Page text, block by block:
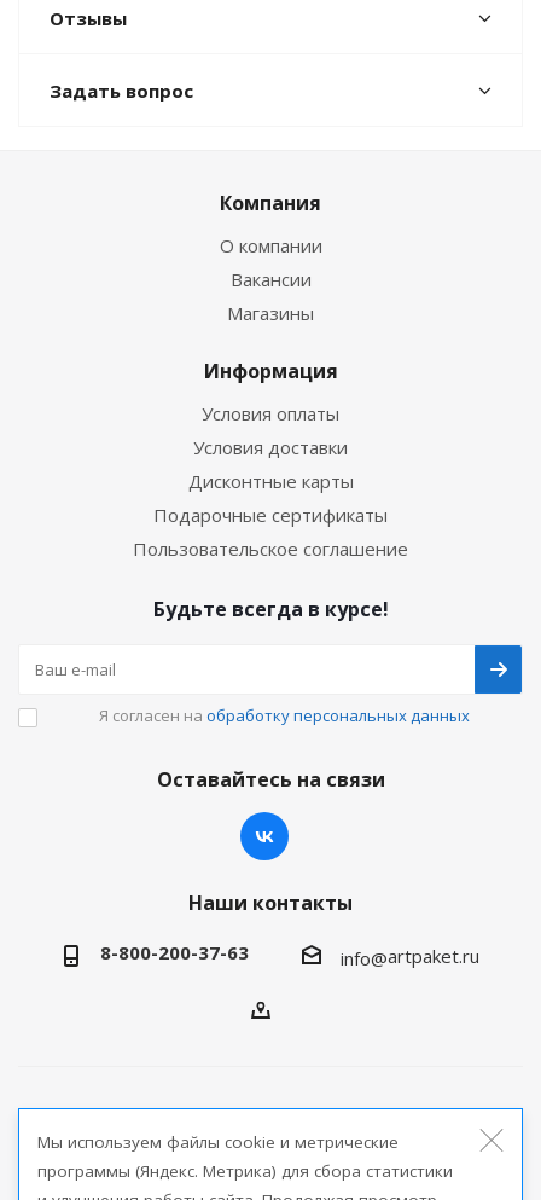
Отзывы
Задать вопрос
Компания
О компании
Вакансии
Магазины
Информация
Условия оплаты
Условия доставки
Дисконтные карты
Подарочные сертификаты
Пользовательское соглашение
Будьте всегда в курсе!
Я согласен на обработку персональных данных
Оставайтесь на связи
Наши контакты
8-800-200-37-63 info@artpaket.ru
продукции
Мы используем файлы cookie и метрические
программы (Яндекс. Метрика) для сбора статистики